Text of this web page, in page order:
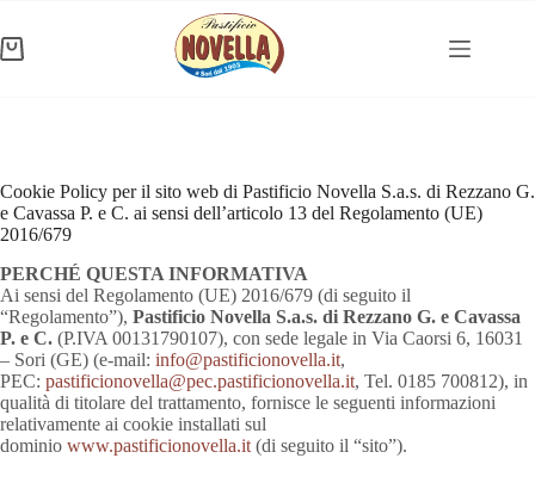
contenuto
Carrello
Cookie Policy per il sito web di Pastificio Novella S.a.s. di Rezzano G.
e Cavassa P. e C. ai sensi dell’articolo 13 del Regolamento (UE)
2016/679
PERCHÉ QUESTA INFORMATIVA
Ai sensi del Regolamento (UE) 2016/679 (di seguito il
“Regolamento”), Pastificio Novella S.a.s. di Rezzano G. e Cavassa
P. e C. (P.IVA 00131790107), con sede legale in Via Caorsi 6, 16031
– Sori (GE) (e-mail: info@pastificionovella.it,
PEC: pastificionovella@pec.pastificionovella.it, Tel. 0185 700812), in
qualità di titolare del trattamento, fornisce le seguenti informazioni
relativamente ai cookie installati sul
dominio www.pastificionovella.it (di seguito il “sito”).